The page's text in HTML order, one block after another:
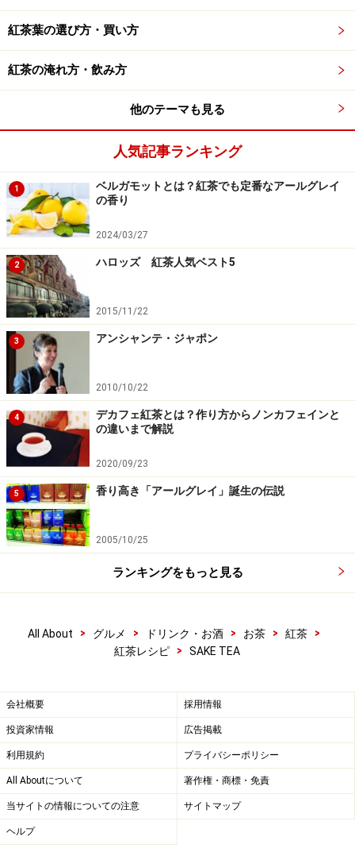
紅茶葉の選び方・買い方
紅茶の淹れ方・飲み方
他のテーマも見る
人気記事ランキング
1
ベルガモットとは？紅茶でも定番なアールグレイ
の香り
2024/03/27
2 ハロッズ 紅茶人気ベスト5
2015/11/22
3 アンシャンテ・ジャポン
2010/10/22
4
デカフェ紅茶とは？作り方からノンカフェインと
の違いまで解説
2020/09/23
5 香り高き「アールグレイ」誕生の伝説
2005/10/25
ランキングをもっと見る
All About > グルメ > ドリンク・お酒 > お茶 > 紅茶
>
紅茶レシピ
> SAKE TEA
会社概要 採用情報
投資家情報 広告掲載
利用規約 プライバシーポリシー
All Aboutについて 著作権・商標・免責
当サイトの情報についての注意 サイトマップ
ヘルプ